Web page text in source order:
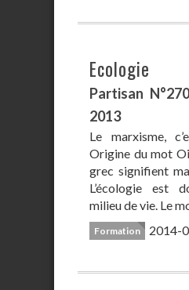
Ecologie
Partisan
2013
Le marxisme,
Origine du mot
grec signifient
L’écologie est
milieu de vie. Le
Formation 2014-